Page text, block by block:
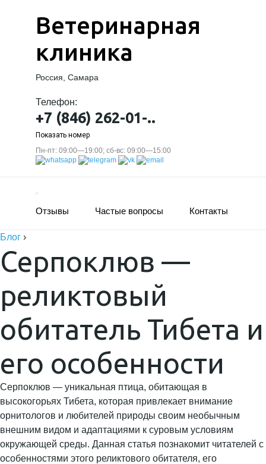
Ветеринарная
клиника
Россия, Самара
Телефон:
+7 (846) 262-01-..
Показать номер
Пн-пт: 09:00—19:00; сб-вс: 09:00—15:00
Отзывы Частые вопросы Контакты
Блог ›
Серпоклюв —
реликтовый
обитатель Тибета и
его особенности
Серпоклюв — уникальная птица, обитающая в
высокогорьях Тибета, которая привлекает внимание
орнитологов и любителей природы своим необычным
внешним видом и адаптациями к суровым условиям
окружающей среды. Данная статья познакомит читателей с
особенностями этого реликтового обитателя, его